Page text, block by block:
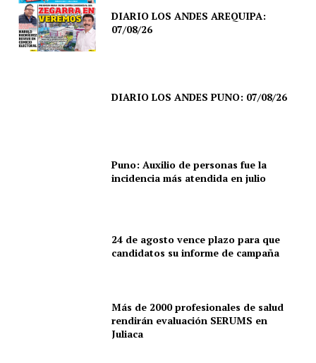
DIARIO LOS ANDES AREQUIPA:
07/08/26
DIARIO LOS ANDES PUNO: 07/08/26
Puno: Auxilio de personas fue la
incidencia más atendida en julio
24 de agosto vence plazo para que
candidatos su informe de campaña
Más de 2000 profesionales de salud
rendirán evaluación SERUMS en
Juliaca